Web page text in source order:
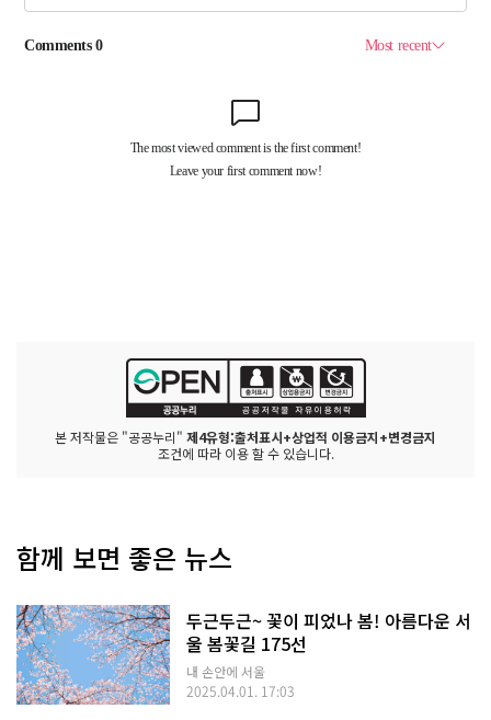
본 저작물은 "공공누리" 제4유형:출처표시+상업적 이용금지+변경금지
조건에 따라 이용 할 수 있습니다.
함께 보면 좋은 뉴스
두근두근~ 꽃이 피었나 봄! 아름다운 서
울 봄꽃길 175선
내 손안에 서울
2025.04.01. 17:03